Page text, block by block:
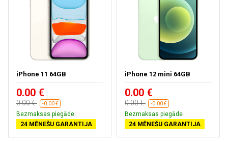
iPhone 11 64GB
0.00 €
0.00 € -0.00 €
Bezmaksas piegāde
24 MĒNEŠU GARANTIJA
iPhone 12 mini 64GB
0.00 €
0.00 € -0.00 €
Bezmaksas piegāde
24 MĒNEŠU GARANTIJA